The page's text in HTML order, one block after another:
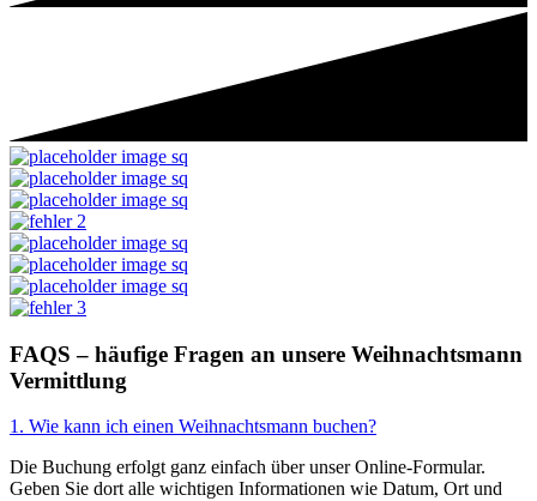
FAQS – häufige Fragen an unsere Weihnachtsmann
Vermittlung
1. Wie kann ich einen Weihnachtsmann buchen?
Die Buchung erfolgt ganz einfach über unser Online-Formular.
Geben Sie dort alle wichtigen Informationen wie Datum, Ort und